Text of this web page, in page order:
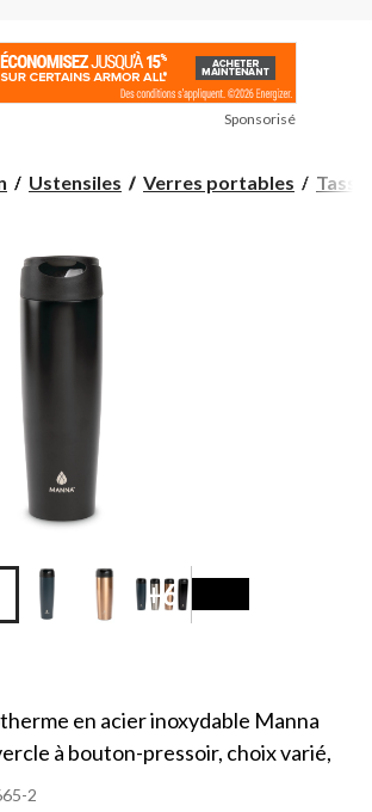
Sponsorisé
Ustensiles Verres portables
+6
en acier inoxydable Manna
à bouton-pressoir, choix varié,
2